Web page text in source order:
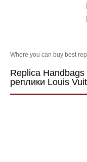
Where you can buy best
Replica Handbags
реплики Louis